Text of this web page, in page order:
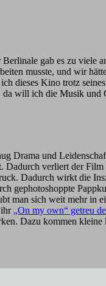
gab es zu viele
musste, und wir
dieses Kino trotz
da will ich die Musik und
Drama und
verliert der
Dadurch wirkt die
gephotoshoppte
man sich weit mehr in
ihr „On my own“ getreu
Dazu kommen